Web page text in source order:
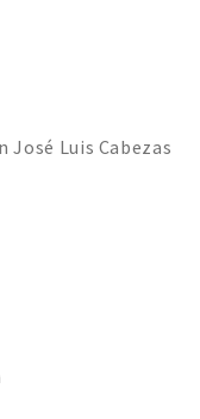
José Luis Cabezas